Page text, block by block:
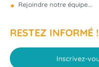
Rejoindre notre équipe...
RESTEZ INFORMÉ !
Inscrivez-